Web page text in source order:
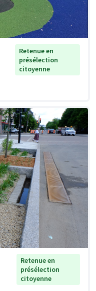
Retenue en
présélection
citoyenne
Retenue en
présélection
citoyenne